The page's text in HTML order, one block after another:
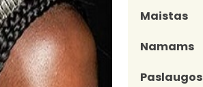
Maistas
Namams
Paslaugos